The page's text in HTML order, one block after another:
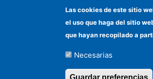
©Copyright 2026 Todos
Las cookies de este sitio
el uso que haga del sitio
que hayan recopilado a
Necesarias
Guardar preferencias